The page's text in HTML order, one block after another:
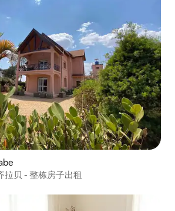
拉贝 - 整栋房子出租